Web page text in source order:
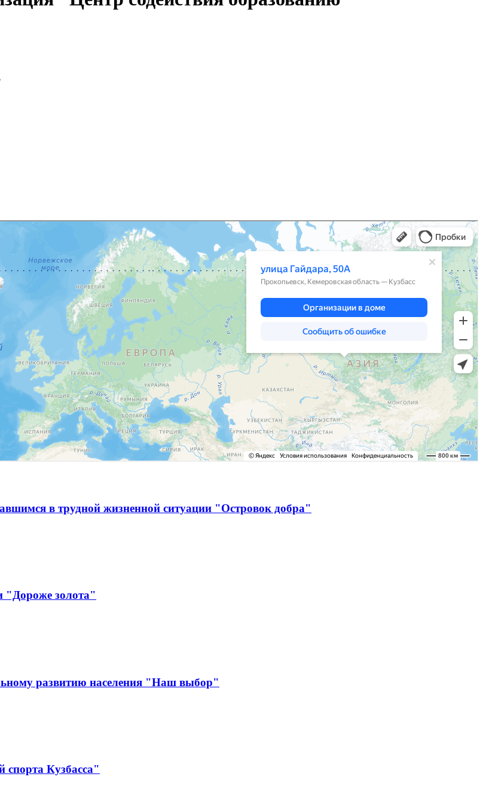
в трудной жизненной ситуации "Островок добра"
"Дороже золота"
развитию населения "Наш выбор"
спорта Кузбасса"